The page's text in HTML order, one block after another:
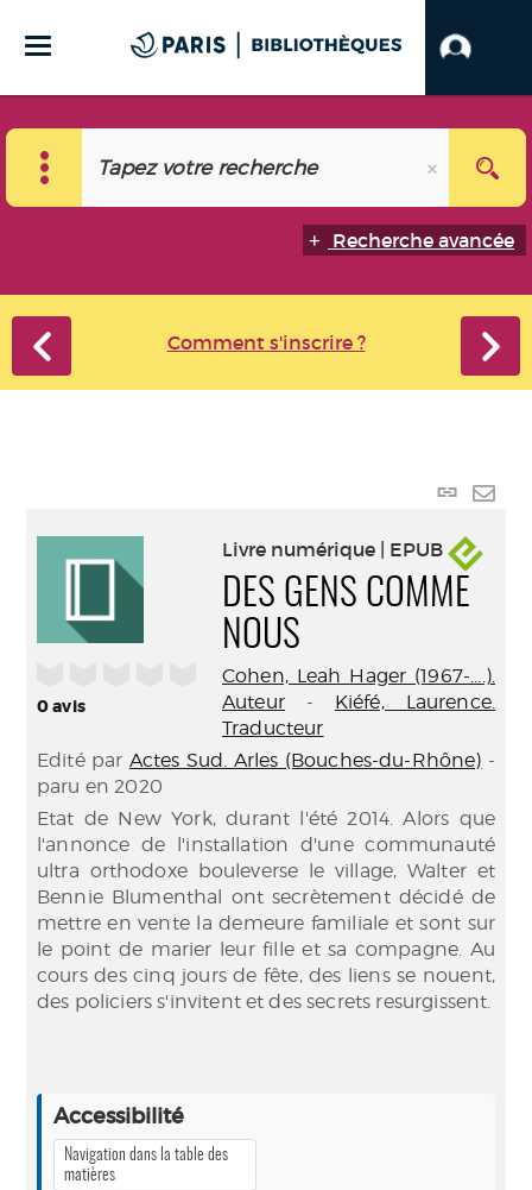
Recherche avancée
Comment s'inscrire ?
Lien
0avis
Livre numérique | EPUB
DES GENS COMME
NOUS
Cohen, Leah Hager (1967-....).
Auteur- Kiéfé, Laurence.
Traducteur
Edité par Actes Sud. Arles (Bouches-du-Rhône) -
paru en 2020
Etat de New York, durant l'été 2014. Alors que
l'annonce de l'installation d'une communauté
ultra orthodoxe bouleverse le village, Walter et
Bennie Blumenthal ont secrètement décidé de
mettre en vente la demeure familiale et sont sur
le point de marier leur fille et sa compagne. Au
cours des cinq jours de fête, des liens se nouent,
des policiers s'invitent et des secrets resurgissent.
Accessibilité
Navigation dans la table des
matières